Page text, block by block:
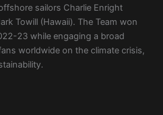
sailors Charlie Enright
Towill (Hawaii). The Team won
23 while engaging a broad
worldwide on the climate crisis,